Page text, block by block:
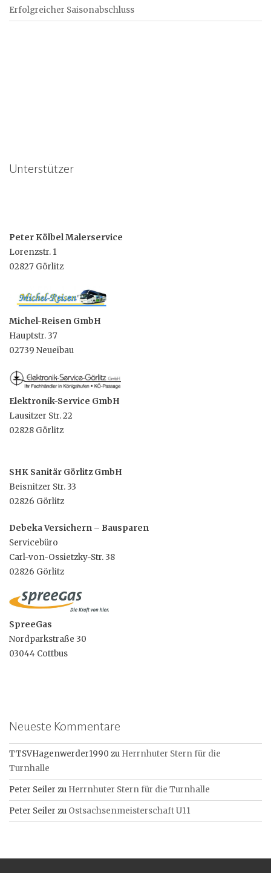
Erfolgreicher Saisonabschluss
Unterstützer
Peter Kölbel Malerservice
Lorenzstr. 1
02827 Görlitz
Michel-Reisen GmbH
Hauptstr. 37
02739 Neueibau
Elektronik-Service GmbH
Lausitzer Str. 22
02828 Görlitz
SHK Sanitär Görlitz GmbH
Beisnitzer Str. 33
02826 Görlitz
Debeka Versichern – Bausparen
Servicebüro
Carl-von-Ossietzky-Str. 38
02826 Görlitz
SpreeGas
Nordparkstraße 30
03044 Cottbus
Neueste Kommentare
TTSVHagenwerder1990 zu Herrnhuter Stern für die
Turnhalle
Peter Seiler zu Herrnhuter Stern für die Turnhalle
Peter Seiler zu Ostsachsenmeisterschaft U11